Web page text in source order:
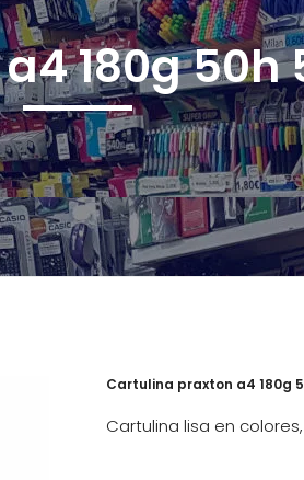
180g 50h
Cartulina praxton a4 180g
Cartulina lisa en